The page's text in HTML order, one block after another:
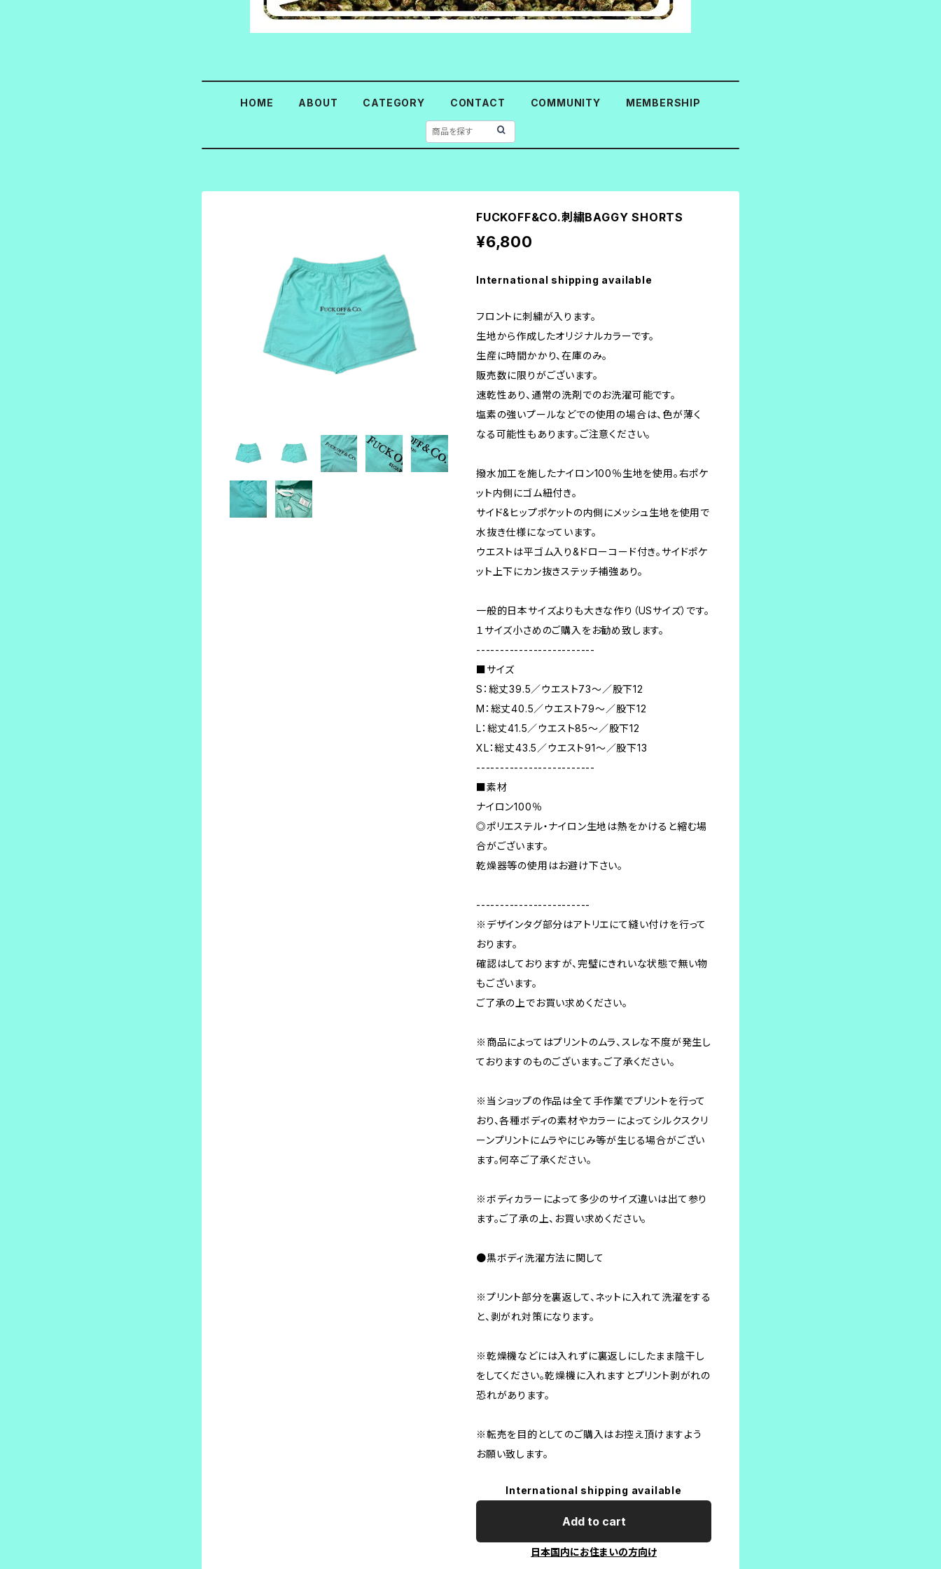
HOME ABOUT CATEGORY CONTACT COMMUNITY MEMBERSHIP
FUCKOFF&CO.刺繍BAGGY SHORTS
¥6,800
International shipping available
フロントに刺繍が入ります。
生地から作成したオリジナルカラーです。
生産に時間かかり、在庫のみ。
販売数に限りがございます。
速乾性あり、通常の洗剤でのお洗濯可能です。
塩素の強いプールなどでの使用の場合は、色が薄く
なる可能性もあります。ご注意ください。
撥水加工を施したナイロン100％生地を使用。右ポケ
ット内側にゴム紐付き。
サイド&ヒップポケットの内側にメッシュ生地を使用で
水抜き仕様になっています。
ウエストは平ゴム入り&ドローコード付き。サイドポケ
ット上下にカン抜きステッチ補強あり。
一般的日本サイズよりも大きな作り（USサイズ）です。
１サイズ小さめのご購入をお勧め致します。
-------------------------
■サイズ
S：総丈39.5／ウエスト73～／股下12
M：総丈40.5／ウエスト79～／股下12
L：総丈41.5／ウエスト85～／股下12
XL：総丈43.5／ウエスト91～／股下13
-------------------------
■素材
ナイロン100％
◎ポリエステル・ナイロン生地は熱をかけると縮む場
合がございます。
乾燥器等の使用はお避け下さい。
------------------------
※デザインタグ部分はアトリエにて縫い付けを行って
おります。
確認はしておりますが、完璧にきれいな状態で無い物
もございます。
ご了承の上でお買い求めください。
※商品によってはプリントのムラ、スレな不度が発生し
ておりますのものございます。ご了承ください。
※当ショップの作品は全て手作業でプリントを行って
おり、各種ボディの素材やカラーによってシルクスクリ
ーンプリントにムラやにじみ等が生じる場合がござい
ます。何卒ご了承ください。
※ボディカラーによって多少のサイズ違いは出て参り
ます。ご了承の上、お買い求めください。
●黒ボディ洗濯方法に関して
※プリント部分を裏返して、ネットに入れて洗濯をする
と、剥がれ対策になります。
※乾燥機などには入れずに裏返しにしたまま陰干し
をしてください。乾燥機に入れますとプリント剥がれの
恐れがあります。
※転売を目的としてのご購入はお控え頂けますよう
お願い致します。
International shipping available
Add to cart
日本国内にお住まいの方向け